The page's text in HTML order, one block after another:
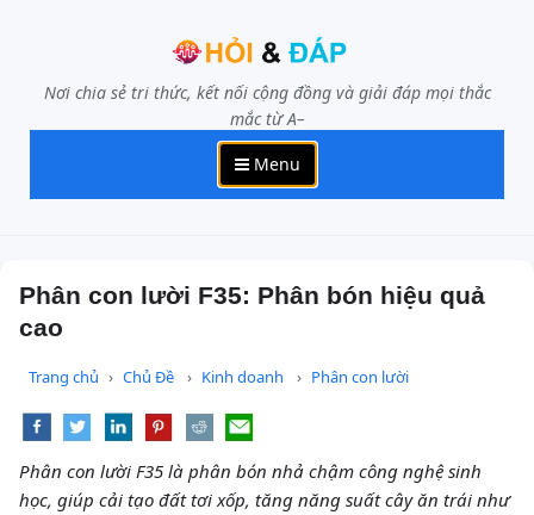
Nơi chia sẻ tri thức, kết nối cộng đồng và giải đáp mọi thắc
mắc từ A–
Menu
Phân con lười F35: Phân bón hiệu quả
cao
Trang chủ Chủ Đề Kinh doanh Phân con lười
Phân con lười F35 là phân bón nhả chậm công nghệ sinh
học, giúp cải tạo đất tơi xốp, tăng năng suất cây ăn trái như